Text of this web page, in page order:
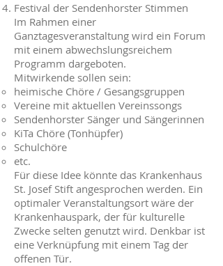
Festival der Sendenhorster Stimmen
Im Rahmen einer
Ganztagesveranstaltung wird ein Forum
mit einem abwechslungsreichem
Programm dargeboten.
Mitwirkende sollen sein:
heimische Chöre / Gesangsgruppen
Vereine mit aktuellen Vereinssongs
Sendenhorster Sänger und Sängerinnen
KiTa Chöre (Tonhüpfer)
Schulchöre
etc.
Für diese Idee könnte das Krankenhaus
St. Josef Stift angesprochen werden. Ein
optimaler Veranstaltungsort wäre der
Krankenhauspark, der für kulturelle
Zwecke selten genutzt wird. Denkbar ist
eine Verknüpfung mit einem Tag der
offenen Tür.